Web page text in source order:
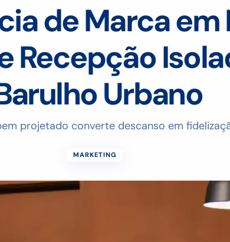
de Marca em
Recepção
Urbano
projetado converte descanso em
MARKETING